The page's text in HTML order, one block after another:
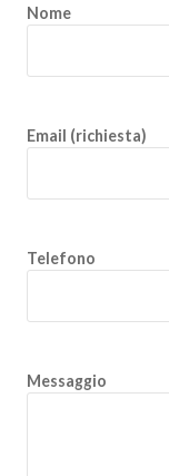
Nome
Email (richiesta)
Telefono
Messaggio